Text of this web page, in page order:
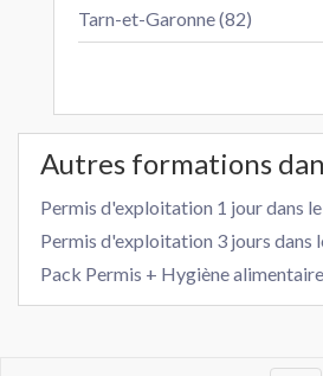
Tarn-et-Garonne (82)
Autres formations
Permis d'exploitation 1 jour dans
Permis d'exploitation 3 jours dans
Pack Permis + Hygiène